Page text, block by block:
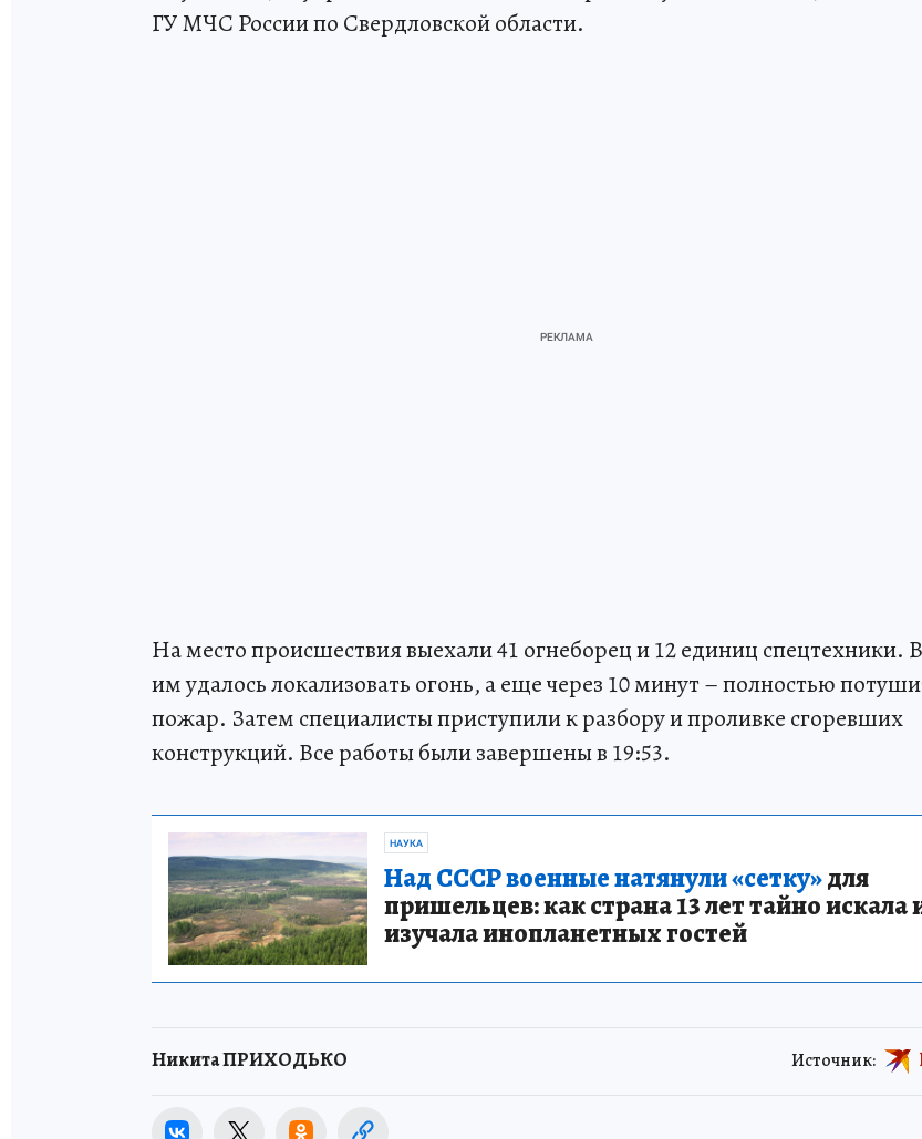
ГУ МЧС России по Свердловской области.
На место происшествия выехали 41 огнеборец и 12 единиц спецтехники.
им удалось локализовать огонь, а еще через 10 минут – полностью
пожар. Затем специалисты приступили к разбору и проливке сгоревших
конструкций. Все работы были завершены в 19:53.
НАУКА
Над СССР военные натянули «сетку»для
пришельцев: как страна 13 лет тайно искала
изучала инопланетных гостей
Никита ПРИХОДЬКО Источник: